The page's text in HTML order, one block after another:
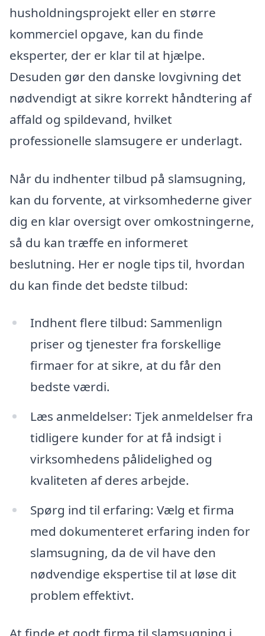
husholdningsprojekt eller en større
kommerciel opgave, kan du finde
eksperter, der er klar til at hjælpe.
Desuden gør den danske lovgivning det
nødvendigt at sikre korrekt håndtering af
affald og spildevand, hvilket
professionelle slamsugere er underlagt.
Når du indhenter tilbud på slamsugning,
kan du forvente, at virksomhederne giver
dig en klar oversigt over omkostningerne,
så du kan træffe en informeret
beslutning. Her er nogle tips til, hvordan
du kan finde det bedste tilbud:
Indhent flere tilbud: Sammenlign
priser og tjenester fra forskellige
firmaer for at sikre, at du får den
bedste værdi.
Læs anmeldelser: Tjek anmeldelser fra
tidligere kunder for at få indsigt i
virksomhedens pålidelighed og
kvaliteten af deres arbejde.
Spørg ind til erfaring: Vælg et firma
med dokumenteret erfaring inden for
slamsugning, da de vil have den
nødvendige ekspertise til at løse dit
problem effektivt.